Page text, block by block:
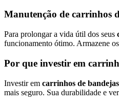
Manutenção de carrinhos
Para prolongar a vida útil dos seus
funcionamento ótimo. Armazene
Por que investir em
Investir em carrinhos de bandejas
mais seguro. Sua durabilidade e